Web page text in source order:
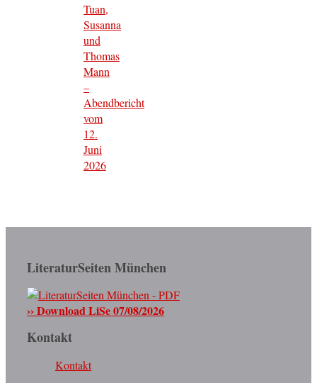
Tuan,
Susanna
und
Thomas
Mann
–
Abendbericht
vom
12.
Juni
2026
LiteraturSeiten München
›› Download LiSe 07/08/2026
Kontakt
Kontakt